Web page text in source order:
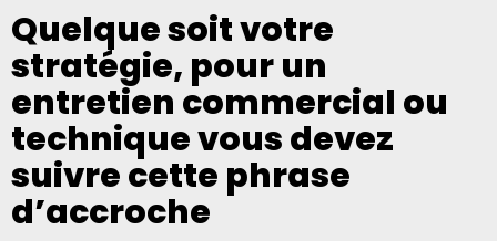
Quelque soit votre
stratégie, pour un
entretien commercial ou
technique vous devez
suivre cette phrase
d’accroche